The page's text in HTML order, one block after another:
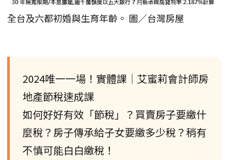
全台及六都初婚與生育年齡。 圖／台灣房屋
2024唯一一場！實體課│艾蜜莉會計師房
地產節稅速成課
如何好好有效「節稅」？買賣房子要繳什
麼稅？房子傳承給子女要繳多少稅？稍有
不慎可能白白繳稅！